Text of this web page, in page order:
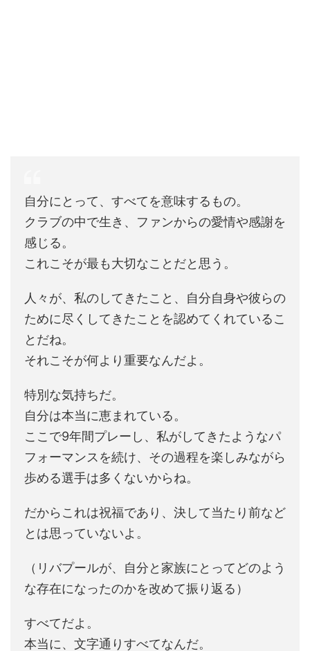
自分にとって、すべてを意味するもの。
クラブの中で生き、ファンからの愛情や感謝を
感じる。
これこそが最も大切なことだと思う。
人々が、私のしてきたこと、自分自身や彼らの
ために尽くしてきたことを認めてくれているこ
とだね。
それこそが何より重要なんだよ。
特別な気持ちだ。
自分は本当に恵まれている。
ここで9年間プレーし、私がしてきたようなパ
フォーマンスを続け、その過程を楽しみながら
歩める選手は多くないからね。
だからこれは祝福であり、決して当たり前など
とは思っていないよ。
（リバプールが、自分と家族にとってどのよう
な存在になったのかを改めて振り返る）
すべてだよ。
本当に、文字通りすべてなんだ。